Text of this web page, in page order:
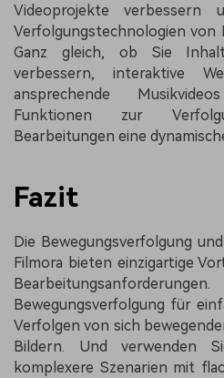
Videoprojekte verbessern
Verfolgungstechnologien von
Ganz gleich, ob Sie
verbessern, interaktive
ansprechende
Funktionen zur
Bearbeitungen eine
Fazit
Die Bewegungsverfolgung
Filmora bieten einzigartige
Bewegungsverfolgung für
Verfolgen von sich
Bildern. Und verwenden
komplexere Szenarien mit